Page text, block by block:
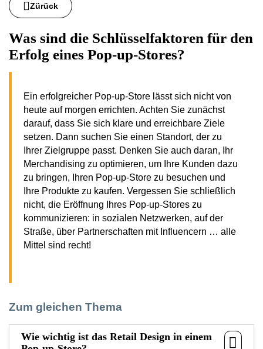
Zürück
Was sind die Schlüsselfaktoren für den
Erfolg eines Pop-up-Stores?
Ein erfolgreicher Pop-up-Store lässt sich nicht von
heute auf morgen errichten. Achten Sie zunächst
darauf, dass Sie sich klare und erreichbare Ziele
setzen. Dann suchen Sie einen Standort, der zu
Ihrer Zielgruppe passt. Denken Sie auch daran, Ihr
Merchandising zu optimieren, um Ihre Kunden dazu
zu bringen, Ihren Pop-up-Store zu besuchen und
Ihre Produkte zu kaufen. Vergessen Sie schließlich
nicht, die Eröffnung Ihres Pop-up-Stores zu
kommunizieren: in sozialen Netzwerken, auf der
Straße, über Partnerschaften mit Influencern … alle
Mittel sind recht!
Zum gleichen Thema
Wie wichtig ist das Retail Design in einem